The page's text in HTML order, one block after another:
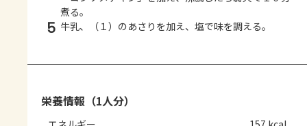
煮る。
5 牛乳、（１）のあさりを加え、塩で味を調える。
栄養情報（1人分）